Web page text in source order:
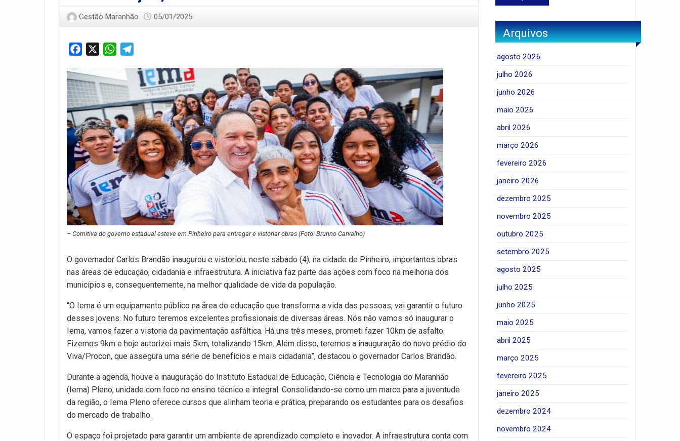
Gestão Maranhão 05/01/2025
Facebook WhatsApp
– Comitiva do governo estadual esteve em Pinheiro para entregar e vistoriar obras (Foto: Brunno Carvalho)
O governador Carlos Brandão inaugurou e vistoriou, neste sábado (4), na cidade de Pinheiro, importantes obras
nas áreas de educação, cidadania e infraestrutura. A iniciativa faz parte das ações com foco na melhoria dos
municípios e, consequentemente, na melhor qualidade de vida da população.
“O Iema é um equipamento público na área de educação que transforma a vida das pessoas, vai garantir o futuro
desses jovens. No futuro teremos excelentes profissionais de diversas áreas. Nós não vamos só inaugurar o
Iema, vamos fazer a vistoria da pavimentação asfáltica. Há uns três meses, prometi fazer 10km de asfalto.
Fizemos 9km e hoje autorizei mais 5km, totalizando 15km. Além disso, teremos a inauguração do novo prédio do
Viva/Procon, que assegura uma série de benefícios e mais cidadania”, destacou o governador Carlos Brandão.
Durante a agenda, houve a inauguração do Instituto Estadual de Educação, Ciência e Tecnologia do Maranhão
(Iema) Pleno, unidade com foco no ensino técnico e integral. Consolidando-se como um marco para a juventude
da região, o Iema Pleno oferece cursos que alinham teoria e prática, preparando os estudantes para os desafios
do mercado de trabalho.
O espaço foi projetado para garantir um ambiente de aprendizado completo e inovador. A infraestrutura conta com
Arquivos
agosto 2026
julho 2026
junho 2026
maio 2026
abril 2026
março 2026
fevereiro 2026
janeiro 2026
dezembro 2025
novembro 2025
outubro 2025
setembro 2025
agosto 2025
julho 2025
junho 2025
maio 2025
abril 2025
março 2025
fevereiro 2025
janeiro 2025
dezembro 2024
novembro 2024